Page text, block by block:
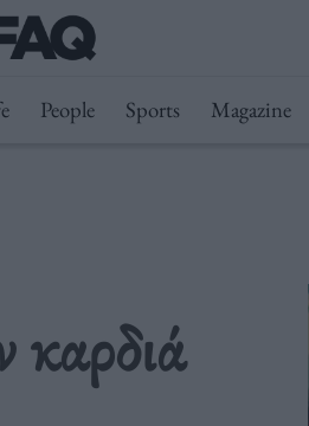
People Sports Magazine
καρδιά